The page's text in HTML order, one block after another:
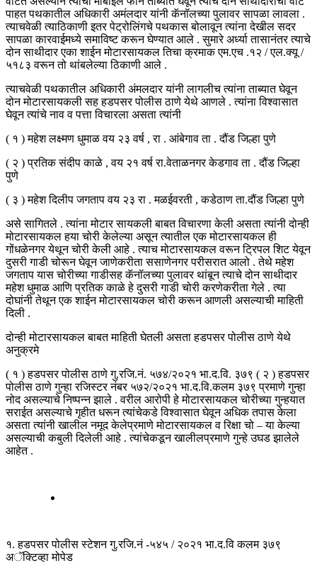
पाहत पथकातील अधिकारी अमंलदार यांनी कॅनॉलच्या पुलावर सापळा लावला .
त्याचवेळी त्याठिकाणी इतर पेट्रोलिंगचे पथकास बोलावून त्यांना देखील सदर
सापळा कारवाईमध्ये समाविष्ट करून घेण्यात आले . सुमारे अर्ध्या तासानंतर त्याचे
दोन साथीदार एका शाईन मोटारसायकल तिचा क्रमाक एम.एच .१२ / एल.क्यू /
५१८३ वरून तो थांबलेल्या ठिकाणी आले .
त्याचवेळी पथकातील अधिकारी अंमलदार यांनी लागलीच त्यांना ताब्यात घेवून
दोन मोटारसायकली सह हडपसर पोलीस ठाणे येथे आणले . त्यांना विश्वासात
घेवून त्यांचे नाव व पत्ता विचारला असता त्यांनी
( १ ) महेश लक्ष्मण धुमाळ वय २३ वर्ष , रा . आंबेगाव ता . दौंड जिल्हा पुणे
( २ ) प्रतिक संदीप काळे , वय २१ वर्ष रा.वेताळनगर केडगाव ता . दौंड जिल्हा
पुणे
( ३ ) महेश दिलीप जगताप वय २३ रा . मळईवरती , कडेठाण ता.दौंड जिल्हा पुणे
असे सागितले . त्यांना मोटार सायकली बाबत विचारणा केली असता त्यांनी दोन्ही
मोटारसायकल हया चोरी केलेल्या असून त्यातील एक मोटारसायकल ही
गोंधळेनगर येथून चोरी केली आहे . त्याच मोटारसायकल वरून ट्रिपल शिट येवून
दुसरी गाडी चोरून घेवून जाणेकरीता ससाणेनगर परीसरात आलो . तेथे महेश
जगताप यास चोरीच्या गाडीसह कॅनॉलच्या पुलावर थांबून त्याचे दोन साथीदार
महेश धुमाळ आणि प्रतिक काळे हे दुसरी गाडी चोरी करणेकरीता गेले . त्या
दोघांनी तेथून एक शाईन मोटारसायकल चोरी करून आणली असल्याची माहिती
दिली .
दोन्ही मोटारसायकल बाबत माहिती घेतली असता हडपसर पोलीस ठाणे येथे
अनुक्रमे
( १ ) हडपसर पोलीस ठाणे गु.रजि.नं. ५७४/२०२१ भा.द.वि. ३७९ ( २ ) हडपसर
पोलीस ठाणे गुन्हा रजिस्टर नंबर ५७२/२०२१ भा.द.वि.कलम ३७९ प्रमाणे गुन्हा
नोद असल्याचे निष्पन्न झाले . वरील आरोपी हे मोटारसायकल चोरीच्या गुन्हयात
सराईत असल्याचे गृहीत धरून त्यांचेकडे विश्वासात घेवून अधिक तपास केला
असता त्यांनी खालील नमूद केलेप्रमाणे मोटारसायकल व रिक्षा चो – या केल्या
असल्याची कबुली दिलेली आहे . त्यांचेकडून खालीलप्रमाणे गुन्हे उघड झालेले
आहेत .
१. हडपसर पोलीस स्टेशन गु.रजि.नं -५४५ / २०२१ भा.द.वि कलम ३७९
अॅक्टिव्हा मोपेड